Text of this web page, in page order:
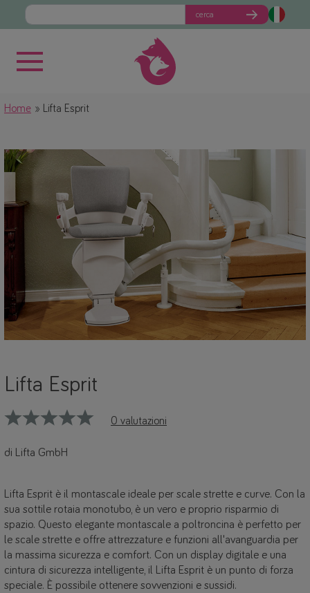
cerca
Home Lifta Esprit
Lifta Esprit
0 valutazioni
di Lifta GmbH
Lifta Esprit è il montascale ideale per scale strette e curve. Con la
sua sottile rotaia monotubo, è un vero e proprio risparmio di
spazio. Questo elegante montascale a poltroncina è perfetto per
le scale strette e offre attrezzature e funzioni all'avanguardia per
la massima sicurezza e comfort. Con un display digitale e una
cintura di sicurezza intelligente, il Lifta Esprit è un punto di forza
speciale. È possibile ottenere sovvenzioni e sussidi.